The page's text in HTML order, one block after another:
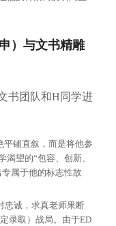
）与文书精雕
书团队和H同学进
平铺直叙，而是将他参
望的“包容、创新、
属于他的标志性故
忠诚，求真老师果断
录取）战局。由于ED